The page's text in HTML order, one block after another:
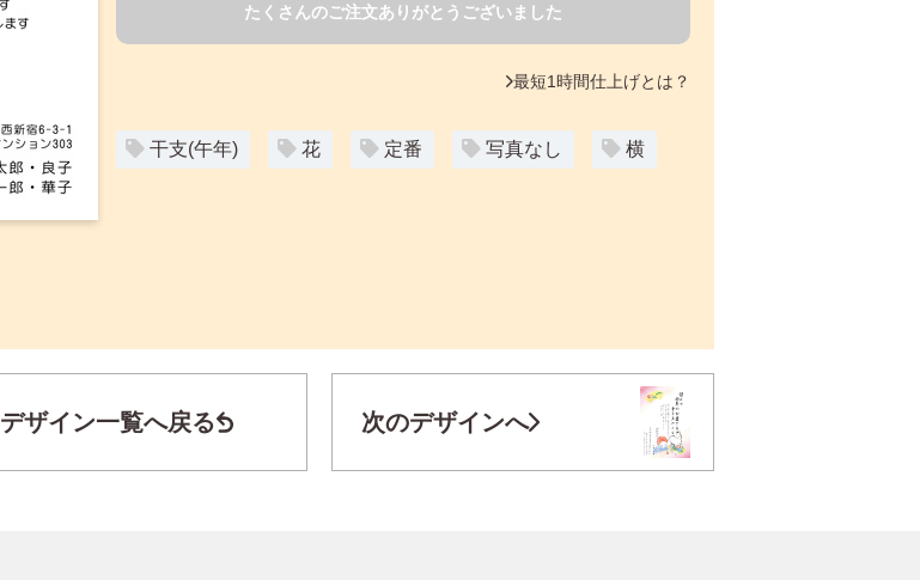
たくさんのご注文ありがとうございました
最短1時間仕上げとは？
干支(午年) 花 定番 写真なし 横
シンプル・横 イラスト年賀状
デザイン一覧へ戻る 次のデザインへ